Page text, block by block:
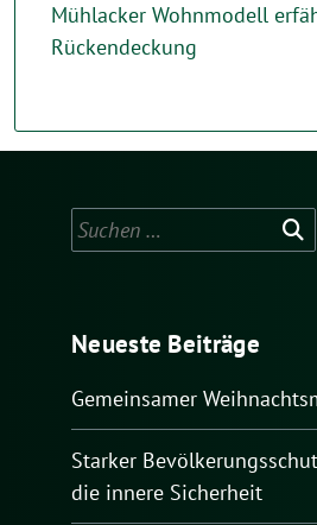
Mühlacker Wohnmodell
Rückendeckung
Suchen
nach:
Neueste Beiträge
Gemeinsamer
Starker
die innere Sicherheit